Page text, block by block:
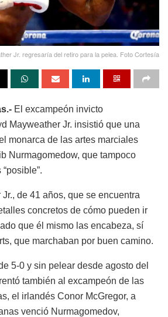
Jr. regresaría del retiro para la pelea. Foto Cortesía
El excampeón invicto
Mayweather Jr. insistió que una
monarca de las artes marciales
Nurmagomedow, que tampoco
de 41 años, que se encuentra
concretos de cómo pueden ir
que él mismo las encabeza, sí
que marchaban por buen camino.
5-0 y sin pelear desde agosto del
también al excampeón de las
el irlandés Conor McGregor, a
venció Nurmagomedov,